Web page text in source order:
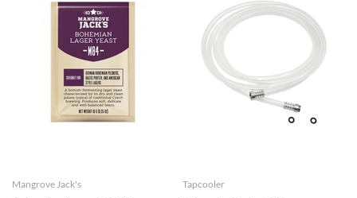
Mangrove Jack's Tapcooler